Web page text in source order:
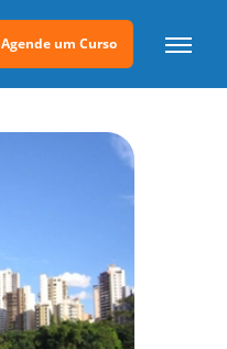
Agende um Curso